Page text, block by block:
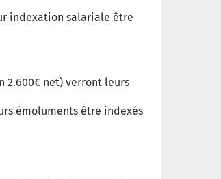
indexation salariale être
2.600€ net) verront leurs
émoluments être indexés